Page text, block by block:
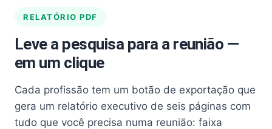
RELATÓRIO PDF
Leve a pesquisa para a reunião —
em um clique
Cada profissão tem um botão de exportação que
gera um relatório executivo de seis páginas com
tudo que você precisa numa reunião: faixa